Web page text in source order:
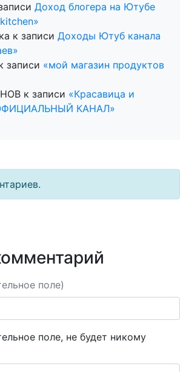
Доход блогера на Ютубе
к записи Доходы Ютуб канала
записи «мой магазин продуктов
к записи «Красавица и
КАНАЛ»
поле)
поле, не будет никому